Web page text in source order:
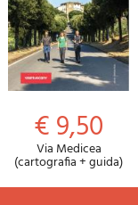
€ 9,50
Via Medicea
(cartografia + guida)